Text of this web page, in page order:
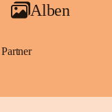
Alben
Partner